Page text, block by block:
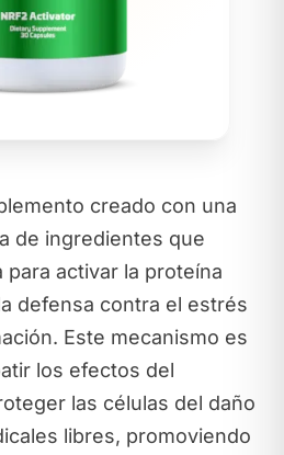
creado con una
de ingredientes que
activar la proteína
defensa contra el estrés
Este mecanismo es
los efectos del
las células del daño
libres, promoviendo